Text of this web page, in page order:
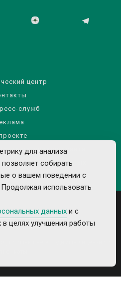
центр
служб
материалов сайта
персональных данных
имеют необходимые лицензии и
для анализа
собирать
о вашем поведении с
использовать
данных и с
целях улучшения работы